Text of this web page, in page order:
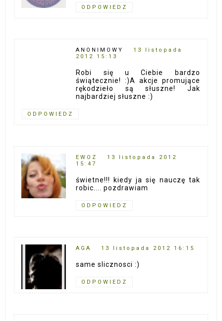
ODPOWIEDZ
ANONIMOWY
13 listopada
2012 15:13
Robi się u Ciebie bardzo
świątecznie! :)A akcje promujące
rękodzieło są słuszne! Jak
najbardziej słuszne :)
ODPOWIEDZ
EWOZ
13 listopada 2012
15:47
świetne!!! kiedy ja się nauczę tak
robic.... pozdrawiam
ODPOWIEDZ
AGA 13 listopada 2012 16:15
same slicznosci :)
ODPOWIEDZ